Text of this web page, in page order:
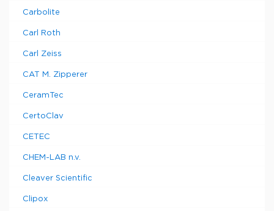
Carbolite
Carl Roth
Carl Zeiss
CAT M. Zipperer
CeramTec
CertoClav
CETEC
CHEM-LAB n.v.
Cleaver Scientific
Clipox